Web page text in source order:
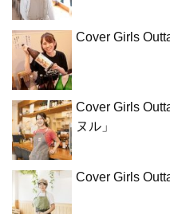
Cover Girls
Cover Girls
ヌル」
Cover Girls